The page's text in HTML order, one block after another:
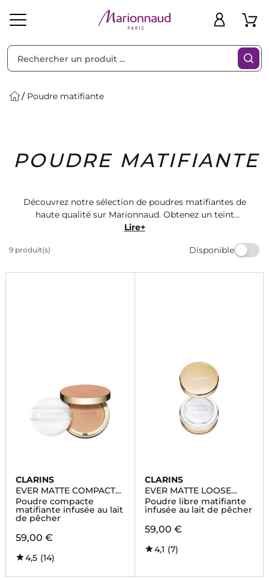
Solaire Homme Marques Idées
Cadeaux
Bons
Plans
Poudre matifiante
POUDRE MATIFIANTE
Découvrez notre sélection de poudres matifiantes de
haute qualité sur Marionnaud. Obtenez un teint
parfaitement matifié et sans brillance toute la journée.
pour trouver la poudre idéale pour votre peau.
Lire+
9 produit(s) Disponible
Filtres
CLARINS
EVER MATTE COMPACT
POWDER
Poudre compacte
matifiante infusée au lait
de pêcher
59,00 €
4,5 (14)
CLARINS
EVER MATTE LOOSE
POWDER
Poudre libre matifiante
infusée au lait de pêcher
59,00 €
4,1 (7)